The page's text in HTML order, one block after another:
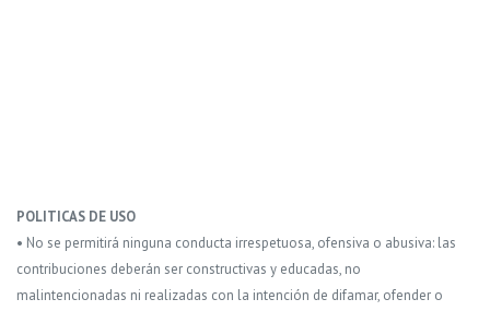
POLITICAS DE USO
• No se permitirá ninguna conducta irrespetuosa, ofensiva o abusiva: las
contribuciones deberán ser constructivas y educadas, no
malintencionadas ni realizadas con la intención de difamar, ofender o